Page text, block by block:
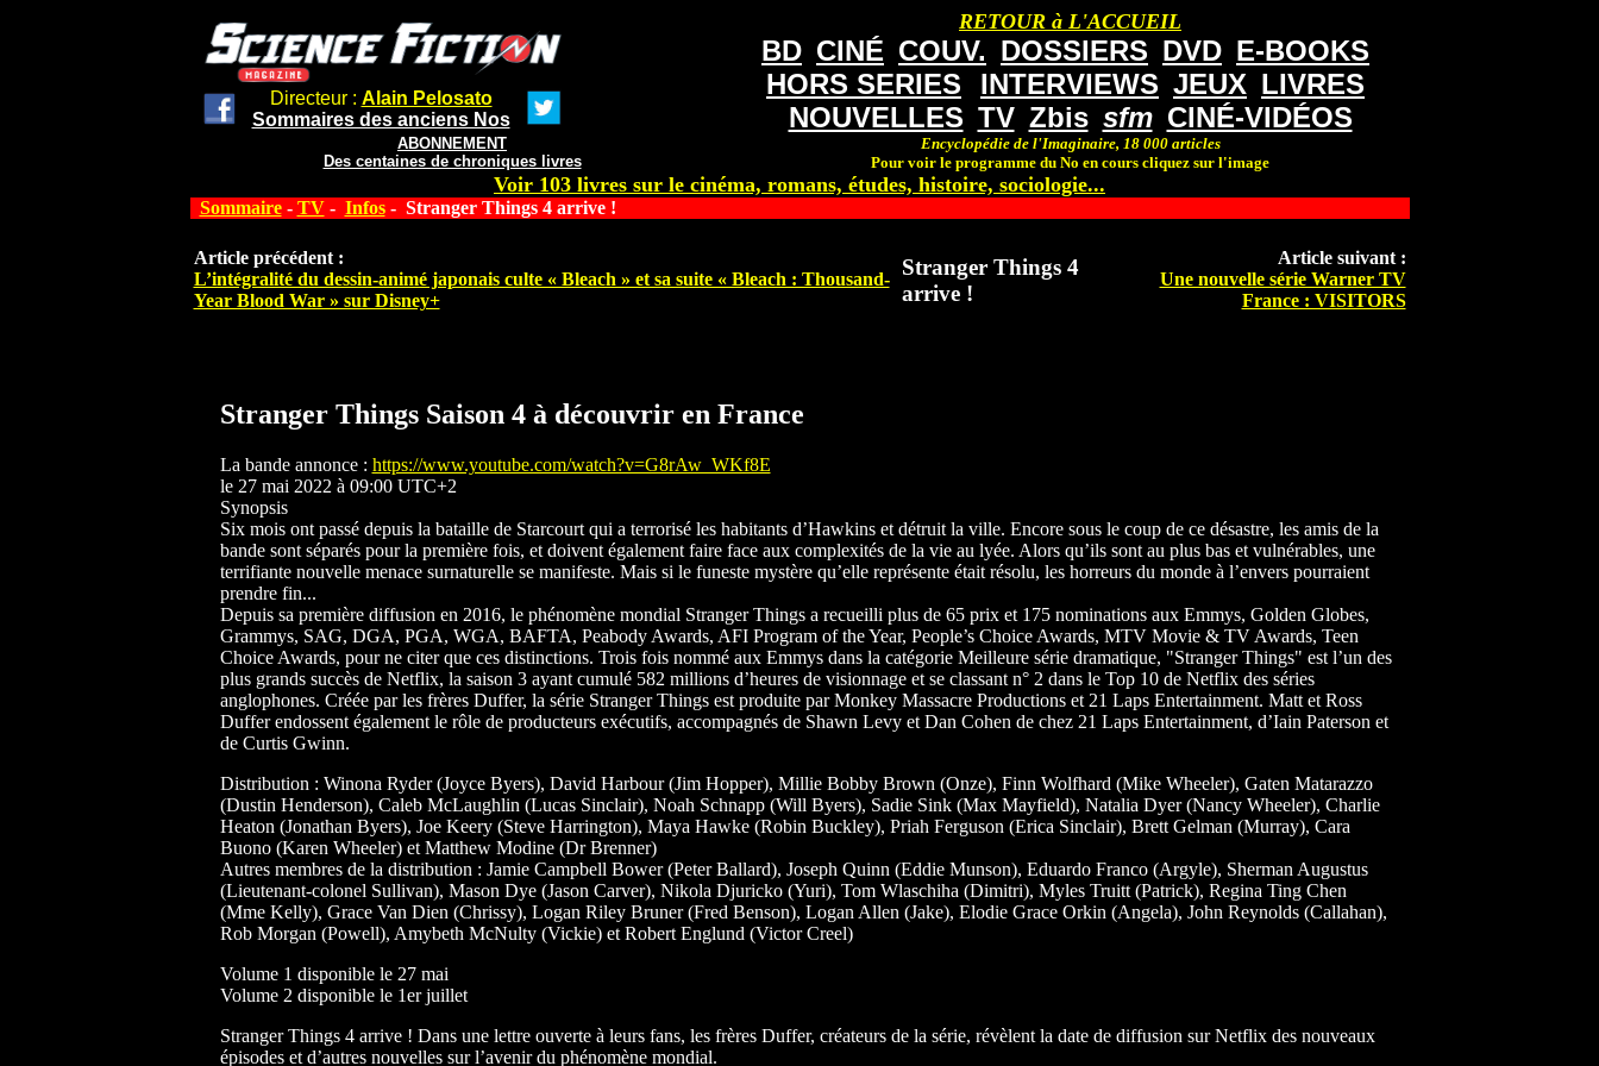
Directeur : Alain Pelosato
Sommaires des anciens Nos
ABONNEMENT
Des centaines de chroniques livres
RETOUR à L'ACCUEIL
BD CINÉ COUV. DOSSIERS DVD E-BOOKS
HORS SERIES
INTERVIEWS JEUX LIVRES
NOUVELLES TV Zbis sfm CINÉ-VIDÉOS
Encyclopédie de l'Imaginaire, 18 000 articles
Pour voir le programme du No en cours cliquez sur l'image
Voir 103 livres sur le cinéma, romans, études, histoire, sociologie...
Sommaire- TV- Infos- Stranger Things 4 arrive !
Article précédent :
L’intégralité du dessin-animé japonais culte « Bleach » et sa suite « Bleach : Thousand-
Year Blood War » sur Disney+
Stranger Things 4
arrive !
Article suivant :
Une nouvelle série Warner TV
France : VISITORS
Stranger Things Saison 4 à découvrir en France
La bande annonce : https://www.youtube.com/watch?v=G8rAw_WKf8E
le 27 mai 2022 à 09:00 UTC+2
Synopsis
Six mois ont passé depuis la bataille de Starcourt qui a terrorisé les habitants d’Hawkins et détruit la ville. Encore sous le coup de ce désastre, les amis de la
bande sont séparés pour la première fois, et doivent également faire face aux complexités de la vie au lyée. Alors qu’ils sont au plus bas et vulnérables, une
terrifiante nouvelle menace surnaturelle se manifeste. Mais si le funeste mystère qu’elle représente était résolu, les horreurs du monde à l’envers pourraient
prendre fin...
Depuis sa première diffusion en 2016, le phénomène mondial Stranger Things a recueilli plus de 65 prix et 175 nominations aux Emmys, Golden Globes,
Grammys, SAG, DGA, PGA, WGA, BAFTA, Peabody Awards, AFI Program of the Year, People’s Choice Awards, MTV Movie & TV Awards, Teen
Choice Awards, pour ne citer que ces distinctions. Trois fois nommé aux Emmys dans la catégorie Meilleure série dramatique, "Stranger Things" est l’un des
plus grands succès de Netflix, la saison 3 ayant cumulé 582 millions d’heures de visionnage et se classant n° 2 dans le Top 10 de Netflix des séries
anglophones. Créée par les frères Duffer, la série Stranger Things est produite par Monkey Massacre Productions et 21 Laps Entertainment. Matt et Ross
Duffer endossent également le rôle de producteurs exécutifs, accompagnés de Shawn Levy et Dan Cohen de chez 21 Laps Entertainment, d’Iain Paterson et
de Curtis Gwinn.
Distribution : Winona Ryder (Joyce Byers), David Harbour (Jim Hopper), Millie Bobby Brown (Onze), Finn Wolfhard (Mike Wheeler), Gaten Matarazzo
(Dustin Henderson), Caleb McLaughlin (Lucas Sinclair), Noah Schnapp (Will Byers), Sadie Sink (Max Mayfield), Natalia Dyer (Nancy Wheeler), Charlie
Heaton (Jonathan Byers), Joe Keery (Steve Harrington), Maya Hawke (Robin Buckley), Priah Ferguson (Erica Sinclair), Brett Gelman (Murray), Cara
Buono (Karen Wheeler) et Matthew Modine (Dr Brenner)
Autres membres de la distribution : Jamie Campbell Bower (Peter Ballard), Joseph Quinn (Eddie Munson), Eduardo Franco (Argyle), Sherman Augustus
(Lieutenant-colonel Sullivan), Mason Dye (Jason Carver), Nikola Djuricko (Yuri), Tom Wlaschiha (Dimitri), Myles Truitt (Patrick), Regina Ting Chen
(Mme Kelly), Grace Van Dien (Chrissy), Logan Riley Bruner (Fred Benson), Logan Allen (Jake), Elodie Grace Orkin (Angela), John Reynolds (Callahan),
Rob Morgan (Powell), Amybeth McNulty (Vickie) et Robert Englund (Victor Creel)
Volume 1 disponible le 27 mai
Volume 2 disponible le 1er juillet
Stranger Things 4 arrive ! Dans une lettre ouverte à leurs fans, les frères Duffer, créateurs de la série, révèlent la date de diffusion sur Netflix des nouveaux
épisodes et d’autres nouvelles sur l’avenir du phénomène mondial.